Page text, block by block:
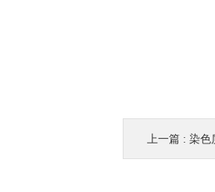
上一篇 : 染色